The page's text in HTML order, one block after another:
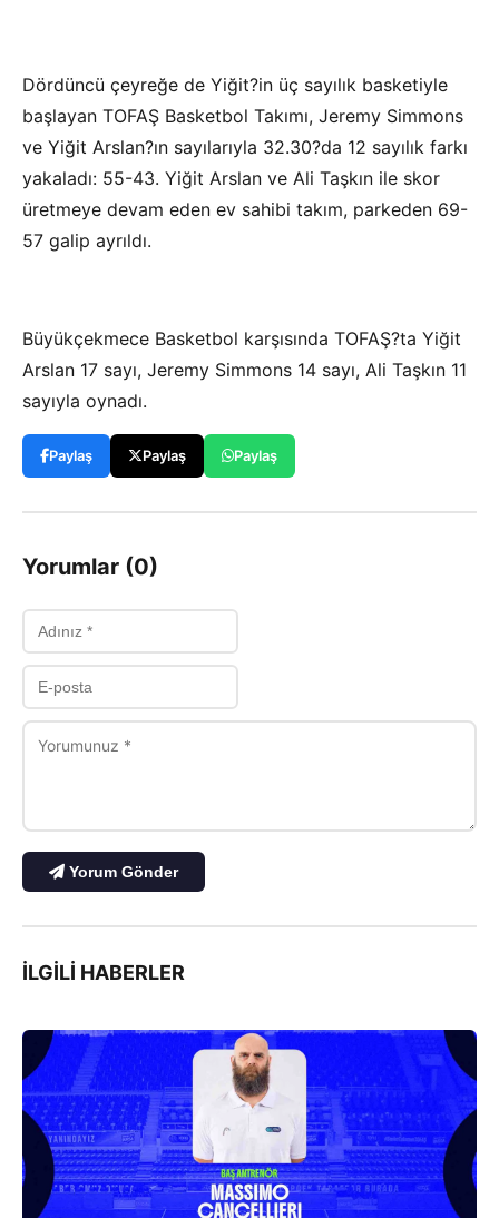
Dördüncü çeyreğe de Yiğit?in üç sayılık basketiyle
başlayan TOFAŞ Basketbol Takımı, Jeremy Simmons
ve Yiğit Arslan?ın sayılarıyla 32.30?da 12 sayılık farkı
yakaladı: 55-43. Yiğit Arslan ve Ali Taşkın ile skor
üretmeye devam eden ev sahibi takım, parkeden 69-
57 galip ayrıldı.
Büyükçekmece Basketbol karşısında TOFAŞ?ta Yiğit
Arslan 17 sayı, Jeremy Simmons 14 sayı, Ali Taşkın 11
sayıyla oynadı.
Paylaş Paylaş Paylaş
Yorumlar (0)
Yorum Gönder
İLGILI HABERLER